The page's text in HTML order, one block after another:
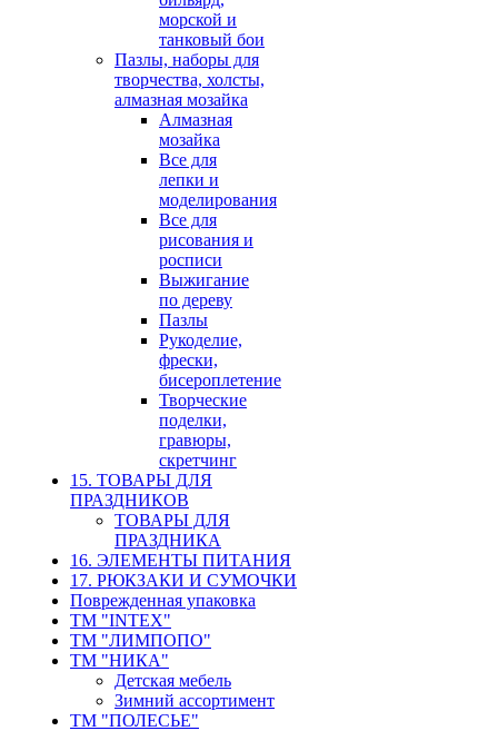
морской и
танковый бои
Пазлы, наборы для
творчества, холсты,
алмазная мозайка
Алмазная
мозайка
Все для
лепки и
моделирования
Все для
рисования и
росписи
Выжигание
по дереву
Пазлы
Рукоделие,
фрески,
бисероплетение
Творческие
поделки,
гравюры,
скретчинг
15. ТОВАРЫ ДЛЯ
ПРАЗДНИКОВ
ТОВАРЫ ДЛЯ
ПРАЗДНИКА
16. ЭЛЕМЕНТЫ ПИТАНИЯ
17. РЮКЗАКИ И СУМОЧКИ
Поврежденная упаковка
ТМ "INTEX"
ТМ "ЛИМПОПО"
ТМ "НИКА"
Детская мебель
Зимний ассортимент
ТМ "ПОЛЕСЬЕ"